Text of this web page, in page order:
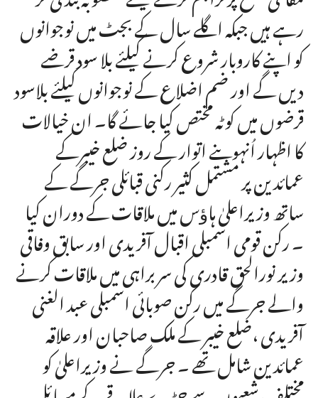
رہے ہیں جبکہ اگلے سال کے بجٹ میں نوجوانوں
کو اپنے کاروبار شروع کرنے کیلئے بلا سود قرضے
دیں گے اور ضم اضلاع کے نوجوانوں کیلئے بلاسود
قرضوں میں کوٹہ مختص کیا جائے گا۔ ان خیالات
کا اظہار اُنہوںنے اتوار کے روز ضلع خیبرکے
عمائدین پر مشتمل کثیر رکنی قبائلی جرگے کے
ساتھ وزیراعلیٰ ہاﺅس میں ملاقات کے دوران کیا
۔ رکن قومی اسمبلی اقبال آفریدی اور سابق وفاقی
وزیر نورالحق قادری کی سربراہی میں ملاقات کرنے
والے جرگے میں رکن صوبائی اسمبلی عبد الغنی
آفریدی ،ضلع خیبر کے ملک صاحبان اور علاقہ
عمائدین شامل تھے ۔ جرگے نے وزیراعلیٰ کو